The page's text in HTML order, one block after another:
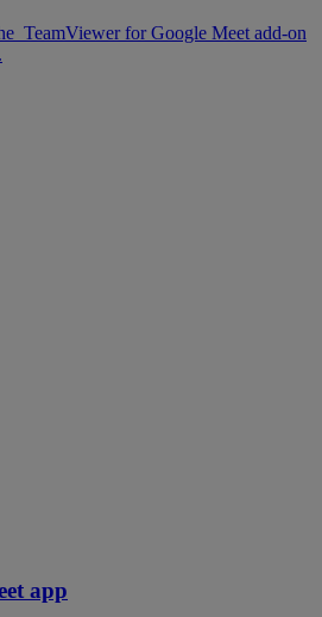
TeamViewer for Google Meet add-on
app